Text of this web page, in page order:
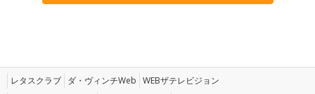
レタスクラブ ダ・ヴィンチWeb WEBザテレビジョン